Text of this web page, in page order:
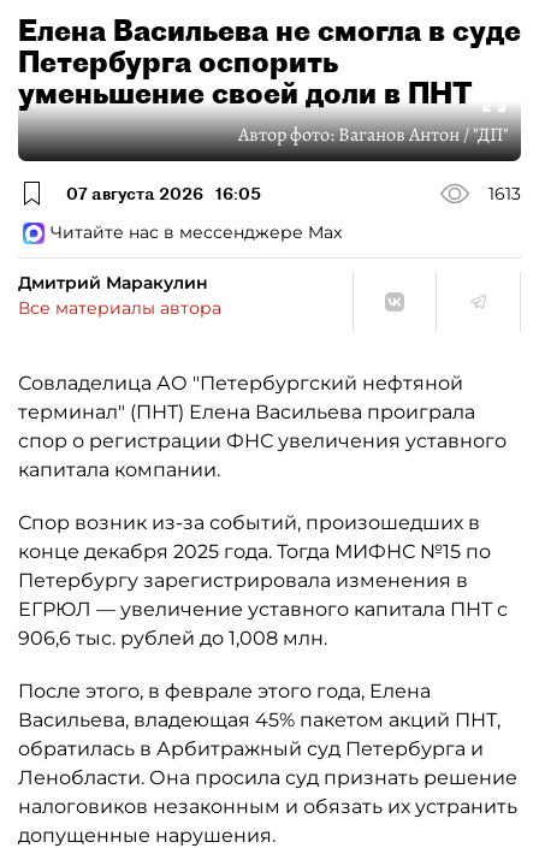
Елена Васильева не смогла в суде
Петербурга оспорить
уменьшение своей доли в ПНТ
Автор фото:Ваганов Антон / "ДП"
07 августа 2026 16:05
1613
Читайте нас в мессенджере Max
Дмитрий Маракулин
Все материалы автора
Совладелица АО "Петербургский нефтяной
терминал" (ПНТ) Елена Васильева проиграла
спор о регистрации ФНС увеличения уставного
капитала компании.
Спор возник из-за событий, произошедших в
конце декабря 2025 года. Тогда МИФНС №15 по
Петербургу зарегистрировала изменения в
ЕГРЮЛ — увеличение уставного капитала ПНТ с
906,6 тыс. рублей до 1,008 млн.
После этого, в феврале этого года, Елена
Васильева, владеющая 45% пакетом акций ПНТ,
обратилась в Арбитражный суд Петербурга и
Ленобласти. Она просила суд признать решение
налоговиков незаконным и обязать их устранить
допущенные нарушения.